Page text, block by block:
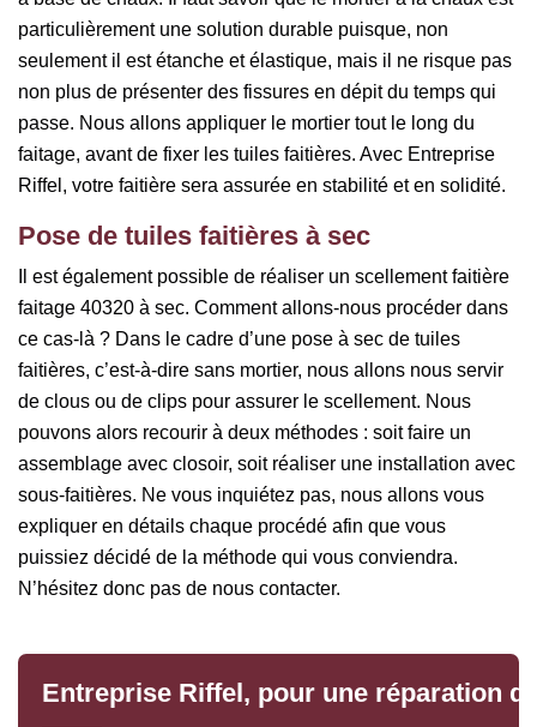
particulièrement une solution durable puisque, non
seulement il est étanche et élastique, mais il ne risque pas
non plus de présenter des fissures en dépit du temps qui
passe. Nous allons appliquer le mortier tout le long du
faitage, avant de fixer les tuiles faitières. Avec Entreprise
Riffel, votre faitière sera assurée en stabilité et en solidité.
Pose de tuiles faitières à sec
Il est également possible de réaliser un scellement faitière
faitage 40320 à sec. Comment allons-nous procéder dans
ce cas-là ? Dans le cadre d’une pose à sec de tuiles
faitières, c’est-à-dire sans mortier, nous allons nous servir
de clous ou de clips pour assurer le scellement. Nous
pouvons alors recourir à deux méthodes : soit faire un
assemblage avec closoir, soit réaliser une installation avec
sous-faitières. Ne vous inquiétez pas, nous allons vous
expliquer en détails chaque procédé afin que vous
puissiez décidé de la méthode qui vous conviendra.
N’hésitez donc pas de nous contacter.
Entreprise Riffel, pour une réparation